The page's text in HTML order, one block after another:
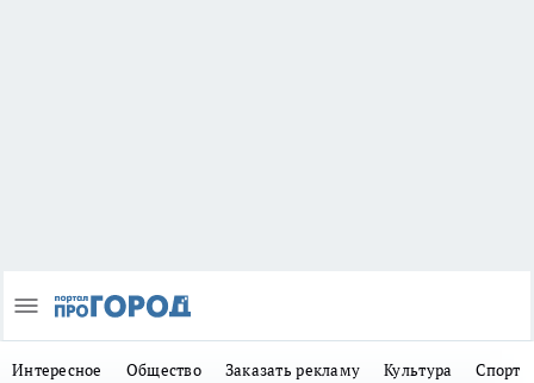
Интересное Общество Заказать рекламу Культура Спорт